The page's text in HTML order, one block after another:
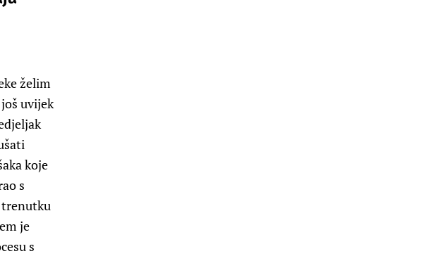
želim
uvijek
koje
s
trenutku
je
s